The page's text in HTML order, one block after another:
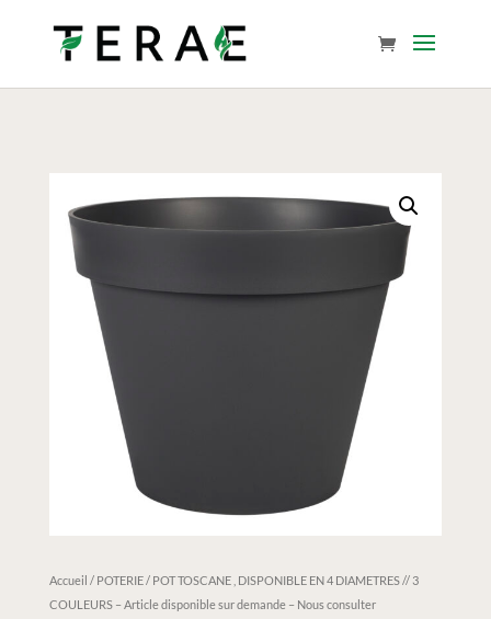
Accueil / POTERIE/ POT TOSCANE , DISPONIBLE EN 4 DIAMETRES // 3
COULEURS – Article disponible sur demande – Nous consulter